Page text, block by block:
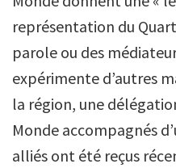
représentation du
parole ou des
expérimente d’autres
la région, une
Monde accompagnés
alliés ont été reçus